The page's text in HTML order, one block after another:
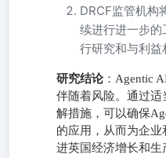
DRCF监管机构
续进行进一步
行研究和与利益
研究结论：Agentic
伴随着风险。通过
解措施，可以确保
的应用，从而为企
进英国经济增长和生